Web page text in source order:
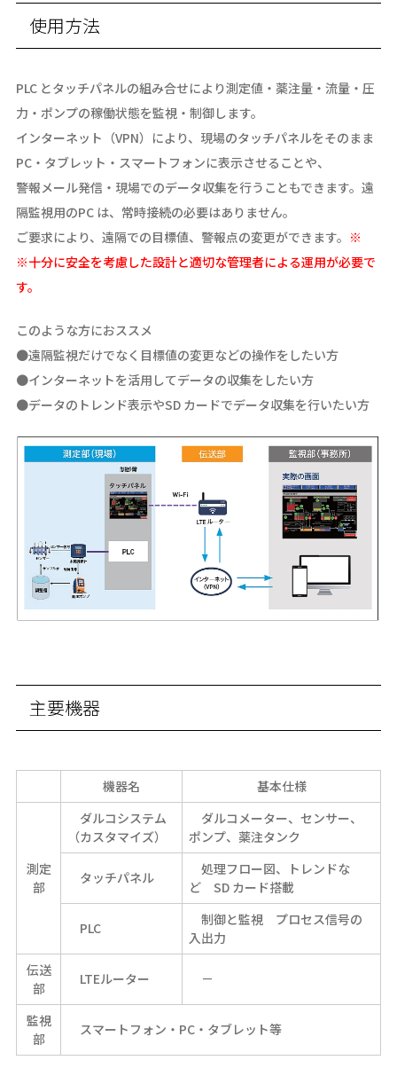
使用方法
PLC とタッチパネルの組み合せにより測定値・薬注量・流量・圧
力・ポンプの稼働状態を監視・制御します。
インターネット（VPN）により、現場のタッチパネルをそのまま
PC・タブレット・スマートフォンに表示させることや、
警報メール発信・現場でのデータ収集を行うこともできます。遠
隔監視用のPC は、常時接続の必要はありません。
ご要求により、遠隔での目標値、警報点の変更ができます。 ※
※十分に安全を考慮した設計と適切な管理者による運用が必要で
す。
このような方におススメ
●遠隔監視だけでなく目標値の変更などの操作をしたい方
●インターネットを活用してデータの収集をしたい方
●データのトレンド表示やSD カードでデータ収集を行いたい方
主要機器
機器名 基本仕様
測定
部
ダルコシステム
（カスタマイズ）
ダルコメーター、センサー、
ポンプ、薬注タンク
タッチパネル
処理フロー図、トレンドな
ど SD カード搭載
PLC
制御と監視 プロセス信号の
入出力
伝送
部
LTEルーター －
監視
部
スマートフォン・PC・タブレット等